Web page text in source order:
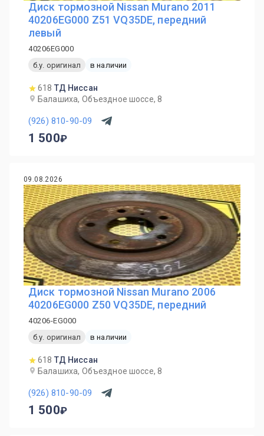
Диск тормозной Nissan Murano 2011
40206EG000 Z51 VQ35DE, передний
левый
40206EG000
б.у. оригинал
в наличии
618 ТД Ниссан
Балашиха, Объездное шоссе, 8
(926) 810-90-09
1 500
09.08.2026
Диск тормозной Nissan Murano 2006
40206EG000 Z50 VQ35DE, передний
40206-EG000
б.у. оригинал
в наличии
618 ТД Ниссан
Балашиха, Объездное шоссе, 8
(926) 810-90-09
1 500